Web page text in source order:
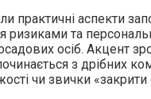
практичні аспекти
ризиками та
осіб. Акцент
з дрібних
чи звички «закрити